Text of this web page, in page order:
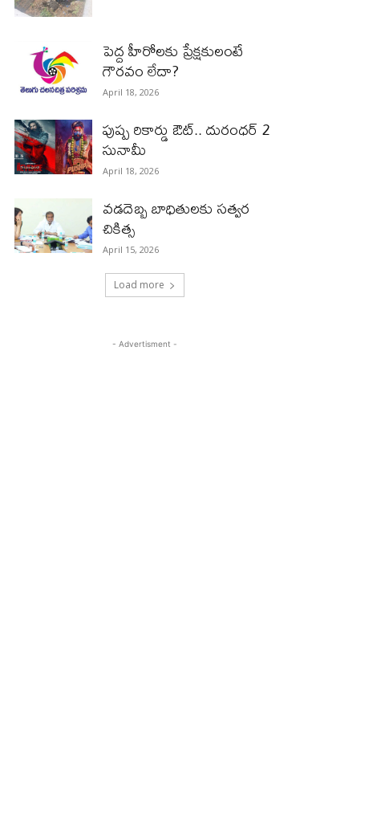
పెద్ద హీరోల‌కు ప్రేక్ష‌కులంటే
గౌర‌వం లేదా?
April 18, 2026
పుష్ప రికార్డు ఔట్‌.. దురంధ‌ర్ 2
సునామీ
April 18, 2026
వడదెబ్బ బాధితులకు సత్వర
చికిత్స
April 15, 2026
Load more
- Advertisment -